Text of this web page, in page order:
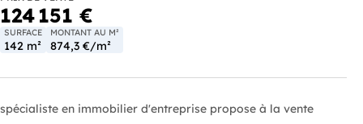
124 151 €
SURFACE
142 m²
MONTANT AU M²
874,3 €/m²
spécialiste en immobilier d'entreprise propose à la vente